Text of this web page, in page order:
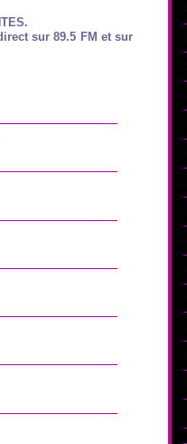
sur 89.5 FM et sur